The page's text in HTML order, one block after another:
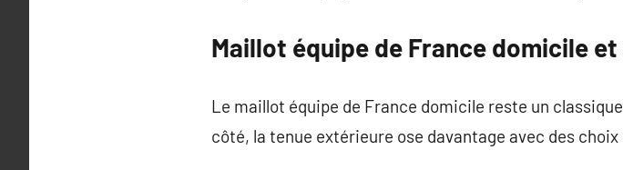
Maillot équipe de France domicile
Le maillot équipe de France domicile reste un
côté, la tenue extérieure ose davantage avec des